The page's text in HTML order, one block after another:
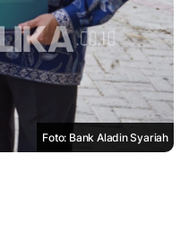
Foto: Bank Aladin Syariah